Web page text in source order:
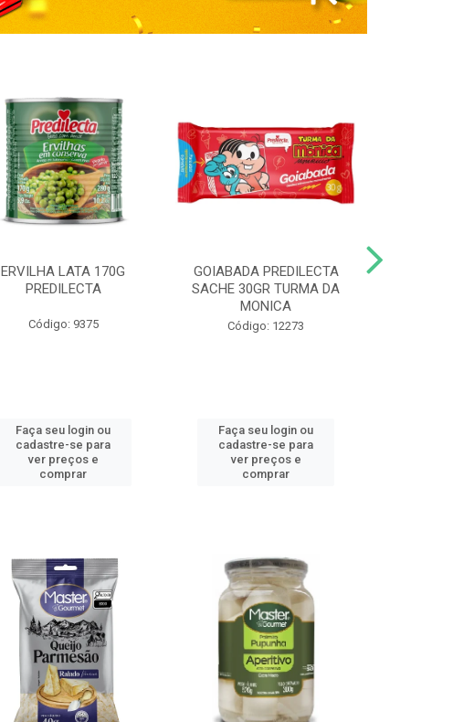
ERVILHA LATA 170G
PREDILECTA
Código: 9375
Faça seu login ou
cadastre-se para
ver preços e
comprar
GOIABADA PREDILECTA
SACHE 30GR TURMA DA
MONICA
Código: 12273
Faça seu login ou
cadastre-se para
ver preços e
comprar